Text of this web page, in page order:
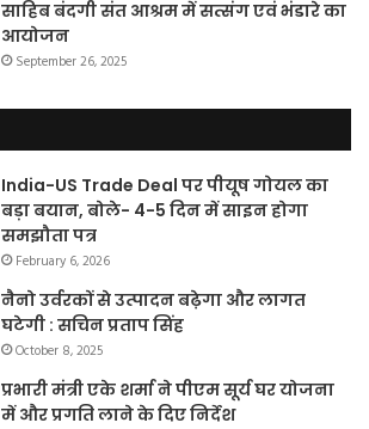
साहिब बंदगी संत आश्रम में सत्संग एवं भंडारे का
आयोजन
September 26, 2025
India-US Trade Deal पर पीयूष गोयल का
बड़ा बयान, बोले- 4-5 दिन में साइन होगा
समझौता पत्र
February 6, 2026
नैनो उर्वरकों से उत्पादन बढ़ेगा और लागत
घटेगी : सचिन प्रताप सिंह
October 8, 2025
प्रभारी मंत्री एके शर्मा ने पीएम सूर्य घर योजना
में और प्रगति लाने के दिए निर्देश